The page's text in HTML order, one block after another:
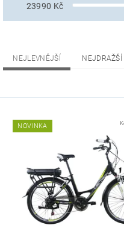
23990 Kč
NEJLEVNĚJŠÍ NEJDRAŽŠÍ
NOVINKA